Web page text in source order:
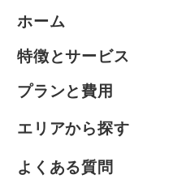
ホーム
特徴とサービス
プランと費用
エリアから探す
よくある質問